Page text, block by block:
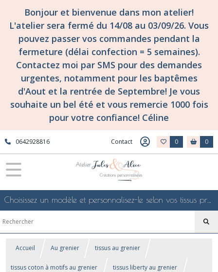
Bonjour et bienvenue dans mon atelier!
L'atelier sera fermé du 14/08 au 03/09/26. Vous
pouvez passer vos commandes pendant la
fermeture (délai confection = 5 semaines).
Contactez moi par SMS pour des demandes
urgentes, notamment pour les baptêmes
d'Aout et la rentrée de Septembre! Je vous
souhaite un bel été et vous remercie 1000 fois
pour votre confiance! Céline
0642928816 Contact 0 0
Choisissez un modèle et personnalisez-le selon vos tissus préférés de mes collections en ligne, je le confectionnerai selon vos souhaits
Accueil Au grenier tissus au grenier
tissus coton à motifs au grenier tissus liberty au grenier